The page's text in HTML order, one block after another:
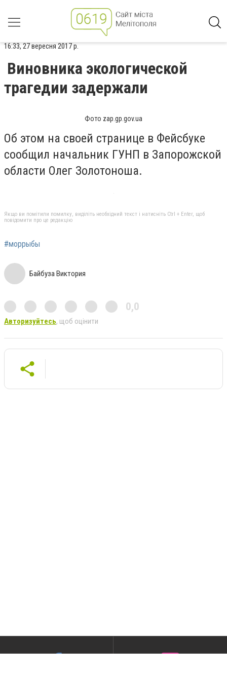
16:33, 27 вересня 2017 р.
Виновника экологической
трагедии задержали
Фото zap.gp.gov.ua
Об этом на своей странице в Фейсбуке
сообщил начальник ГУНП в Запорожской
области Олег Золотоноша.
Якщо ви помітили помилку, виділіть необхідний текст і натисніть Ctrl + Enter, щоб
повідомити про це редакцію
#моррыбы
Байбуза Виктория
0,0
Авторизуйтесь, щоб оцінити